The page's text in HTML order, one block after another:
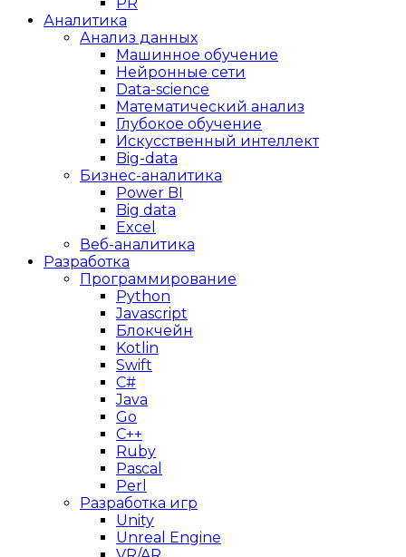
Аналитика
Анализ данных
Машинное обучение
Нейронные сети
Data-science
Математический анализ
Глубокое обучение
Искусственный интеллект
Big-data
Бизнес-аналитика
Power BI
Big data
Excel
Веб-аналитика
Разработка
Программирование
Python
Javascript
Блокчейн
Kotlin
Swift
C#
Java
Go
C++
Ruby
Pascal
Perl
Разработка игр
Unity
Unreal Engine